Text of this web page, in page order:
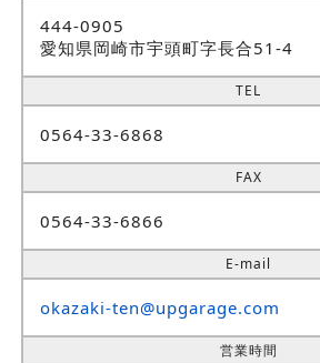
444-0905
愛知県岡崎市宇頭町字長合51-4
TEL
0564-33-6868
FAX
0564-33-6866
E-mail
okazaki-ten@upgarage.com
営業時間